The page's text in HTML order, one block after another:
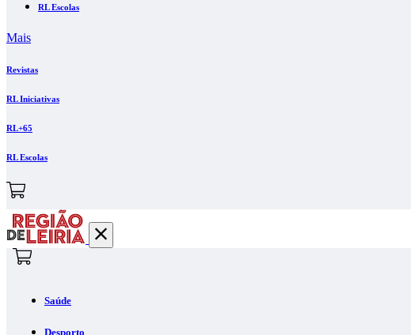
RL Escolas
Mais
Revistas
RL Iniciativas
RL+65
RL Escolas
Saúde
Desporto